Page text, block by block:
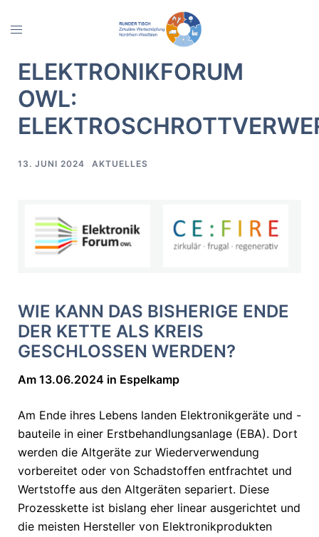
InhaltMenü
ELEKTRONIKFORUM
OWL:
13. JUNI 2024 AKTUELLES
WIE KANN DAS BISHERIGE ENDE
DER KETTE ALS KREIS
GESCHLOSSEN WERDEN?
Am 13.06.2024 in Espelkamp
Am Ende ihres Lebens landen Elektronikgeräte und -
bauteile in einer Erstbehandlungsanlage (EBA). Dort
werden die Altgeräte zur Wiederverwendung
vorbereitet oder von Schadstoffen entfrachtet und
Wertstoffe aus den Altgeräten separiert. Diese
Prozesskette ist bislang eher linear ausgerichtet und
die meisten Hersteller von Elektronikprodukten